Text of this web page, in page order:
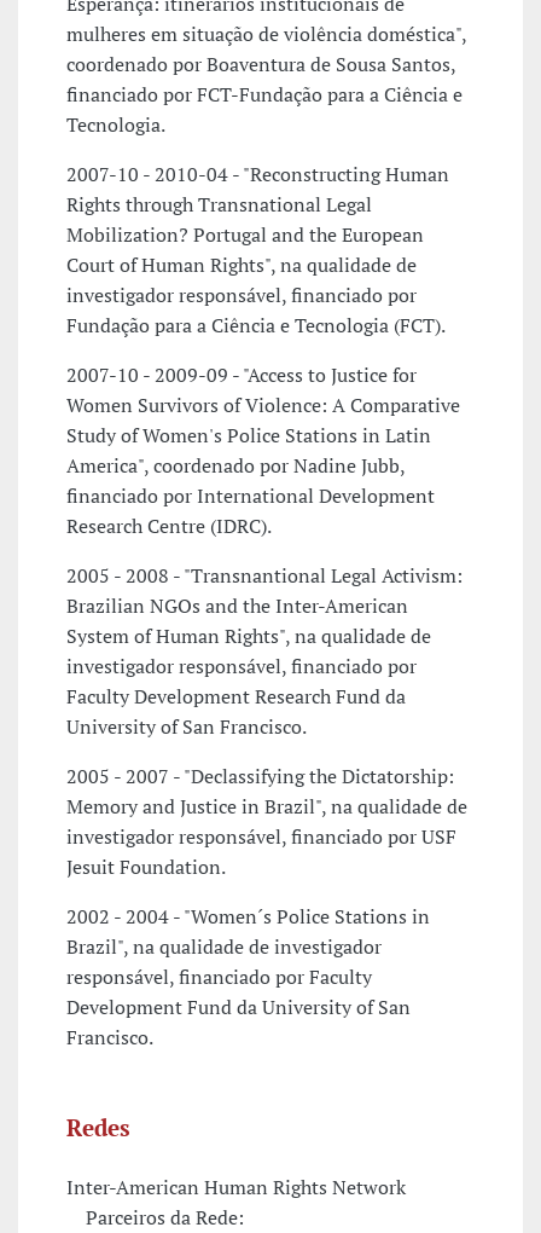
mulheres em situação de violência doméstica",
coordenado por Boaventura de Sousa Santos,
financiado por FCT-Fundação para a Ciência e
Tecnologia.
2007-10 - 2010-04 - "Reconstructing Human
Rights through Transnational Legal
Mobilization? Portugal and the European
Court of Human Rights", na qualidade de
investigador responsável, financiado por
Fundação para a Ciência e Tecnologia (FCT).
2007-10 - 2009-09 - "Access to Justice for
Women Survivors of Violence: A Comparative
Study of Women's Police Stations in Latin
America", coordenado por Nadine Jubb,
financiado por International Development
Research Centre (IDRC).
2005 - 2008 - "Transnantional Legal Activism:
Brazilian NGOs and the Inter-American
System of Human Rights", na qualidade de
investigador responsável, financiado por
Faculty Development Research Fund da
University of San Francisco.
2005 - 2007 - "Declassifying the Dictatorship:
Memory and Justice in Brazil", na qualidade de
investigador responsável, financiado por USF
Jesuit Foundation.
2002 - 2004 - "Women´s Police Stations in
Brazil", na qualidade de investigador
responsável, financiado por Faculty
Development Fund da University of San
Francisco.
Redes
Inter-American Human Rights Network
Parceiros da Rede: